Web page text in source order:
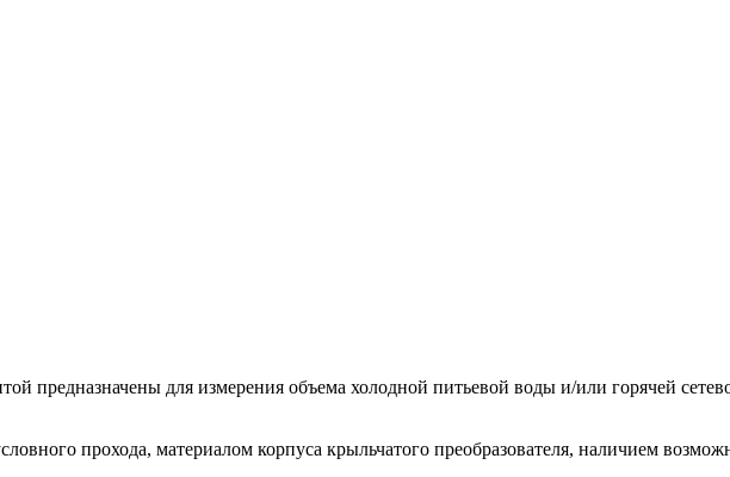
предназначены для измерения объема холодной питьевой воды и/или горячей
прохода, материалом корпуса крыльчатого преобразователя, наличием